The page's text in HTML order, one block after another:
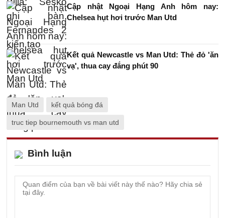
Cập nhật Ngoại Hạng Anh hôm nay:
Chelsea hụt hơi trước Man Utd
Kết quả Newcastle vs Man Utd: Thẻ đỏ 'ăn
vạ', thua cay đắng phút 90
Man Utd kết quả bóng đá
truc tiep bournemouth vs man utd
Bình luận